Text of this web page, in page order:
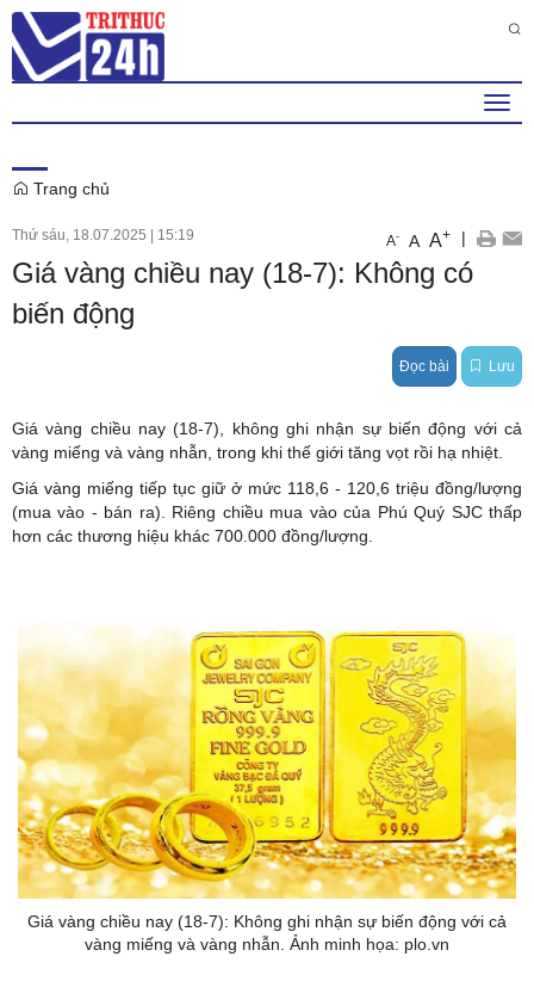
Trang chủ
Thứ sáu, 18.07.2025 | 15:19 A- A A+ |
Giá vàng chiều nay (18-7): Không có
biến động
Đọc bài Lưu
Giá vàng chiều nay (18-7), không ghi nhận sự biến động với cả
vàng miếng và vàng nhẫn, trong khi thế giới tăng vọt rồi hạ nhiệt.
Giá vàng miếng tiếp tục giữ ở mức 118,6 - 120,6 triệu đồng/lượng
(mua vào - bán ra). Riêng chiều mua vào của Phú Quý SJC thấp
hơn các thương hiệu khác 700.000 đồng/lượng.
Giá vàng chiều nay (18-7): Không ghi nhận sự biến động với cả
vàng miếng và vàng nhẫn. Ảnh minh họa: plo.vn